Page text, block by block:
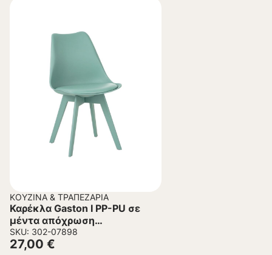
ΚΟΥΖΊΝΑ & ΤΡΑΠΕΖΑΡΊΑ
Καρέκλα Gaston I PP-PU σε
μέντα απόχρωση
48.5×53.5×81.5εκ.
SKU: 302-07898
27,00 €